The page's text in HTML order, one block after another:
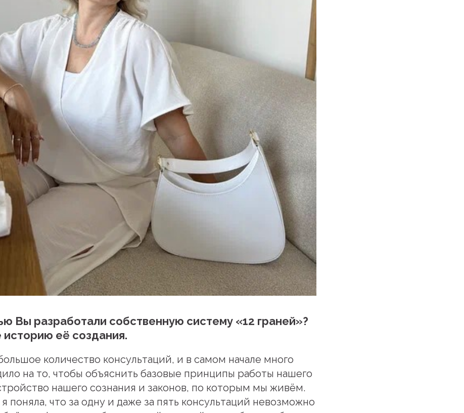
Вы разработали собственную систему «12 граней»?
её создания.
количество консультаций, и в самом начале много
на то, чтобы объяснить базовые принципы работы нашего
нашего сознания и законов, по которым мы живём.
поняла, что за одну и даже за пять консультаций невозможно